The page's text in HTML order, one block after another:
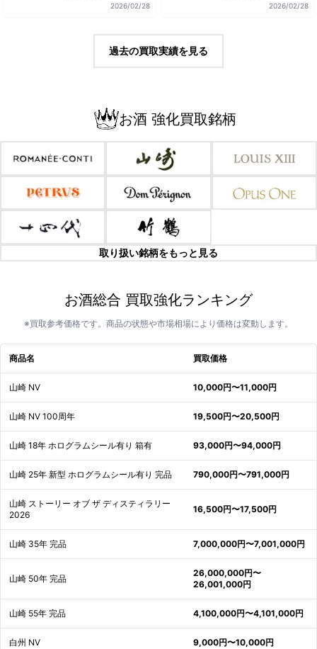
2026/02/28 2026/02/28
過去の買取実績を見る
お酒 強化買取銘柄
取り扱い銘柄をもっと見る
お酒総合 買取強化ランキング
※買取参考価格です。商品の状態や市場相場により価格は変動します。
商品名 買取価格
山崎 NV 10,000円〜11,000円
山崎 NV 100周年 19,500円〜20,500円
山崎 18年 ホログラムシール有り 箱有 93,000円〜94,000円
山崎 25年 新型 ホログラムシール有り 完品 790,000円〜791,000円
山崎 ストーリー オブ ザ ディスティラリー
2026
16,500円〜17,500円
山崎 35年 完品 7,000,000円〜7,001,000円
山崎 50年 完品
26,000,000円〜
26,001,000円
山崎 55年 完品 4,100,000円〜4,101,000円
白州 NV 9,000円〜10,000円